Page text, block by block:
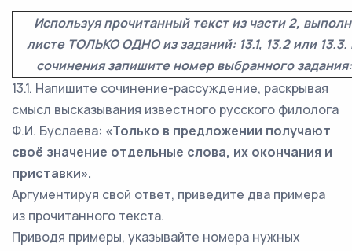
Используя прочитанный текст из части 2,
листе ТОЛЬКО ОДНО из заданий: 13.1, 13.2 или
сочинения запишите номер выбранного задания:
13.1. Напишите сочинение-рассуждение, раскрывая
смысл высказывания известного русского филолога
Ф.И. Буслаева: «Только в предложении получают
своё значение отдельные слова, их окончания и
приставки».
Аргументируя свой ответ, приведите два примера
из прочитанного текста.
Приводя примеры, указывайте номера нужных